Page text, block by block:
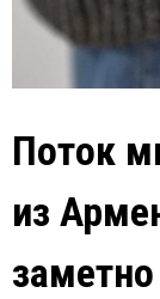
Поток
из